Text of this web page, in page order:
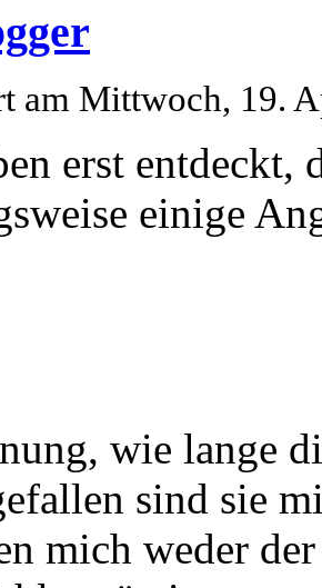
am Mittwoch, 19.
erst entdeckt,
einige
wie lange
sind sie
mich weder